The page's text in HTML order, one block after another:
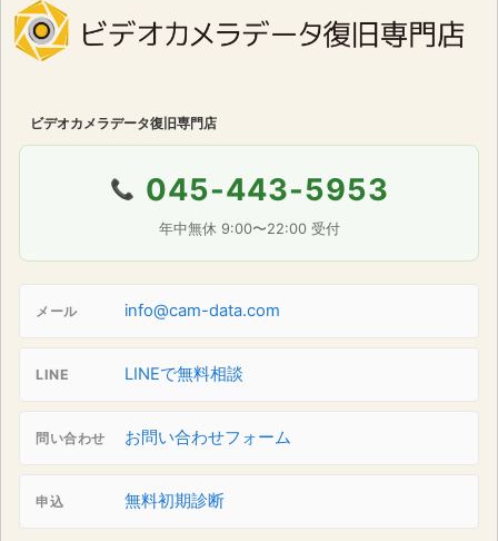
ビデオカメラデータ復旧専門店
📞 045-443-5953
年中無休 9:00〜22:00 受付
メール info@cam-data.com
LINE LINEで無料相談
問い合わせ お問い合わせフォーム
申込 無料初期診断